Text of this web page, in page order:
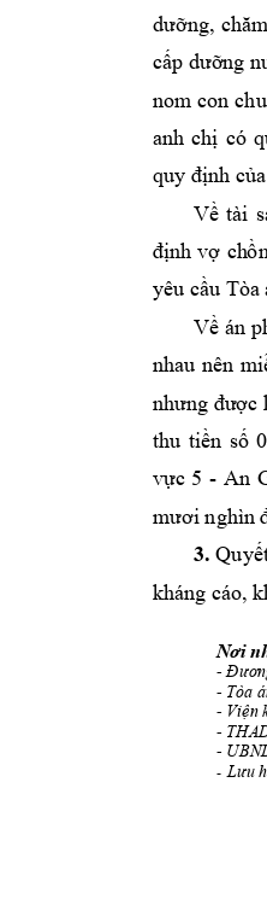
dưỡng, chăm
cấp dưỡng
nom con ch
anh chị có
quy định của
Về tài
định vợ ch
yêu cầu Tòa
Về án p
nhau nên
nhưng được
thu tiền số
vực 5 - An
mươi nghìn
3.
kháng cáo,
Nơi
-
- Tòa
- Viện
-
-
- Lưu